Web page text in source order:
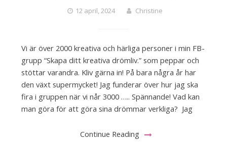
12 april, 2024 Christine
Vi är över 2000 kreativa och härliga personer i min FB-
grupp “Skapa ditt kreativa drömliv.” som peppar och
stöttar varandra. Kliv gärna in! På bara några år har
den växt supermycket! Jag funderar över hur jag ska
fira i gruppen när vi når 3000 ….. Spännande! Vad kan
man göra för att göra sina drömmar verkliga? Jag
Continue Reading